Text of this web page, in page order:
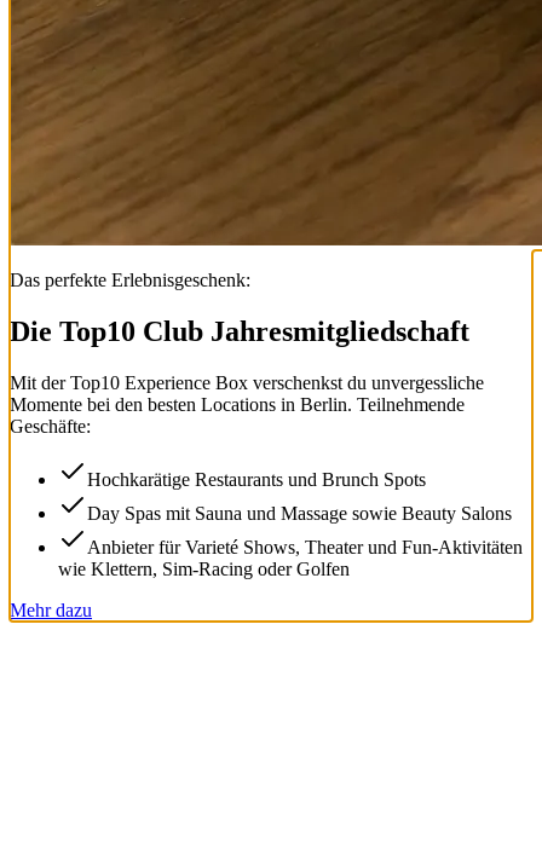
Das perfekte Erlebnisgeschenk:
Die Top10 Club Jahresmitgliedschaft
Mit derTop10 Experience Box verschenkst du unvergessliche
Momente bei den besten Locations in Berlin. Teilnehmende
Geschäfte:
Hochkarätige Restaurants und Brunch Spots
Day Spas mit Sauna und Massage sowie Beauty Salons
Anbieter für Varieté Shows, Theater und Fun-Aktivitäten
wie Klettern, Sim-Racing oder Golfen
Mehr dazu